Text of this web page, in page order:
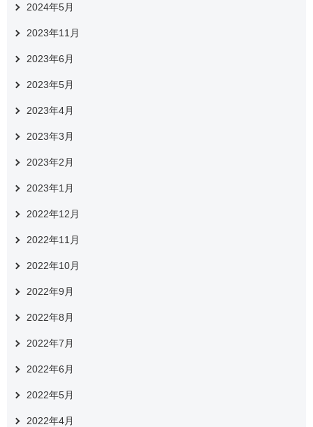
2024年5月
2023年11月
2023年6月
2023年5月
2023年4月
2023年3月
2023年2月
2023年1月
2022年12月
2022年11月
2022年10月
2022年9月
2022年8月
2022年7月
2022年6月
2022年5月
2022年4月